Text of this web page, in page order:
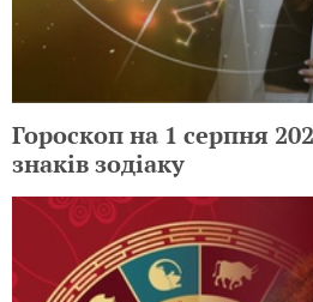
Гороскоп на 1 серпня
знаків зодіаку